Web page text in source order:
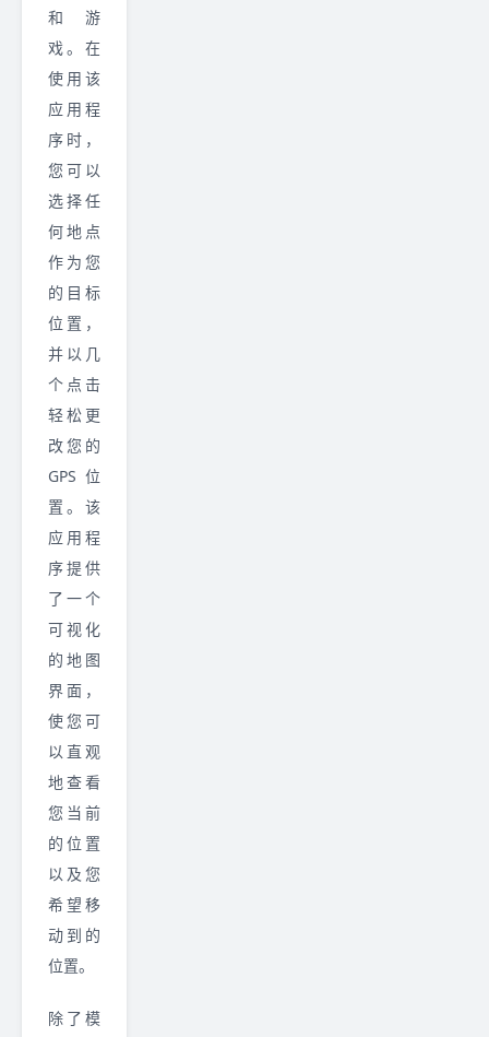
和游
戏。在
使用该
应用程
序时，
您可以
选择任
何地点
作为您
的目标
位置，
并以几
个点击
轻松更
改您的
GPS 位
置。该
应用程
序提供
了一个
可视化
的地图
界面，
使您可
以直观
地查看
您当前
的位置
以及您
希望移
动到的
位置。
除了模